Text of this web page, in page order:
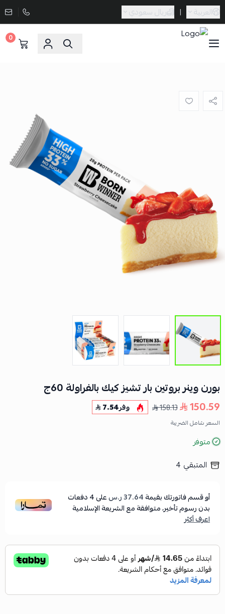
العربية | ريال سعودي
0
بورن وينر بروتين بار تشيز كيك بالفراولة 60ج
150.59
158.13 وفر7.54
السعر شامل الضريبة
متوفر
المتبقي 4
أو قسم فاتورتك بقيمة37.64 ر.س على4دفعات
بدون رسوم تأخير، متوافقة مع الشريعة الإسلامية
اعرف أكثر